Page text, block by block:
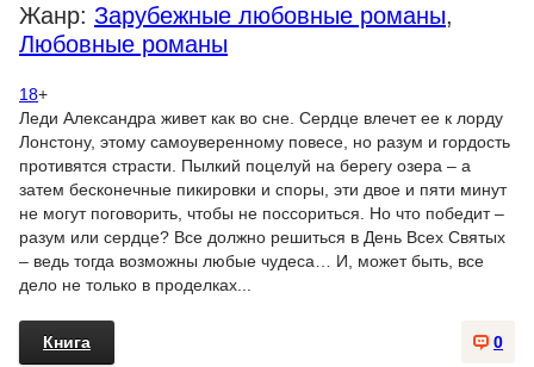
Жанр: Зарубежные любовные романы,
Любовные романы
18+
Леди Александра живет как во сне. Сердце влечет ее к лорду
Лонстону, этому самоуверенному повесе, но разум и гордость
противятся страсти. Пылкий поцелуй на берегу озера – а
затем бесконечные пикировки и споры, эти двое и пяти минут
не могут поговорить, чтобы не поссориться. Но что победит –
разум или сердце? Все должно решиться в День Всех Святых
– ведь тогда возможны любые чудеса… И, может быть, все
дело не только в проделках...
0
Книга